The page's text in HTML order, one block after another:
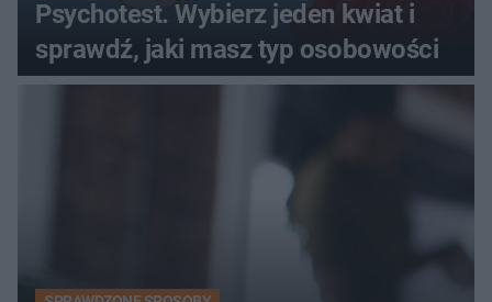
Psychotest. Wybierz jeden kwiat i
sprawdź, jaki masz typ osobowości